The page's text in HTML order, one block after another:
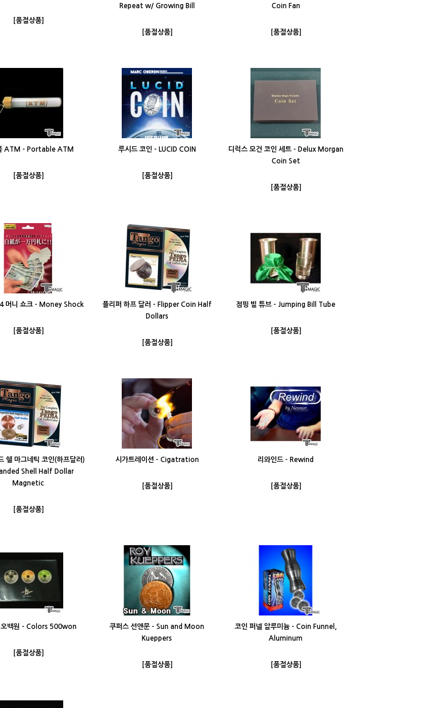
[품절상품]
Repeat w/ Growing Bill
[품절상품]
Coin Fan
[품절상품]
ATM - Portable ATM
[품절상품]
루시드 코인 - LUCID COIN
[품절상품]
디럭스 모건 코인 세트 - Delux Morgan
Coin Set
[품절상품]
머니 쇼크 - Money Shock
[품절상품]
플리퍼 하프 달러 - Flipper Coin Half
Dollars
[품절상품]
점핑 빌 튜브 - Jumping Bill Tube
[품절상품]
쉘 마그네틱 코인(하프달러)
Shell Half Dollar
Magnetic
[품절상품]
시가트레이션 - Cigatration
[품절상품]
리와인드 - Rewind
[품절상품]
오백원 - Colors 500won
[품절상품]
쿠퍼스 선앤문 - Sun and Moon
Kueppers
[품절상품]
코인 퍼넬 알루미늄 - Coin Funnel,
Aluminum
[품절상품]